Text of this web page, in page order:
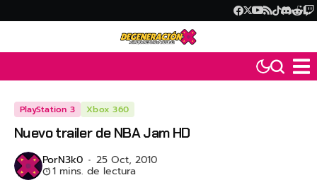
PlayStation 3 Xbox 360
Nuevo trailer de NBA Jam HD
PorN3k0 25 Oct, 2010
1 mins. de lectura